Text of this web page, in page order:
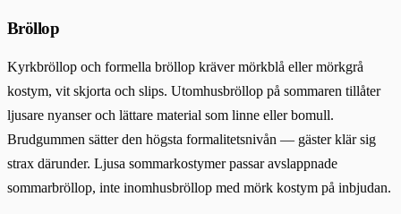
Bröllop
Kyrkbröllop och formella bröllop kräver mörkblå eller mörkgrå
kostym, vit skjorta och slips. Utomhusbröllop på sommaren tillåter
ljusare nyanser och lättare material som linne eller bomull.
Brudgummen sätter den högsta formalitetsnivån — gäster klär sig
strax därunder. Ljusa sommarkostymer passar avslappnade
sommarbröllop, inte inomhusbröllop med mörk kostym på inbjudan.